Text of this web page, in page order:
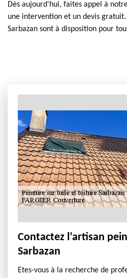
Dès aujourd'hui, faites appel à
une intervention et un devis
Sarbazan sont à disposition pour
Contactez l’artisan
Sarbazan
Etes-vous à la recherche de